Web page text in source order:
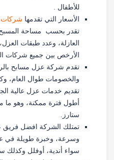
للأطفال .
الأسعار التي تقدمها شركات
تقدر بحسب مساحة
العازلة، وعدد طبقات
الأرخص بين جميع شركات
تقدم شركة عزل مسابح
والخصومات طوال العام،
تقديم خدمات عزل عالية
أطول فترة ممكنة، وهو ما
ستارز.
تمتلك الشركة افضل فريق
وسرعة، وخبرة طويلة في
سواء أندية، أوفلل وكذلك